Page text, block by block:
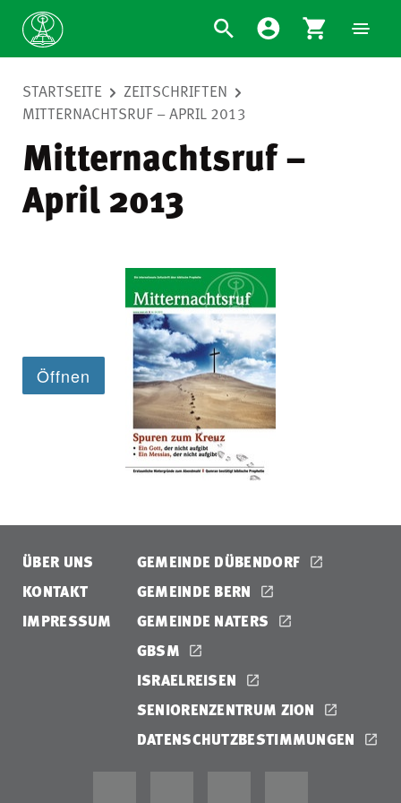
STARTSEITE
ZEITSCHRIFTEN
MITTERNACHTSRUF – APRIL 2013
Mitternachtsruf –
April 2013
ÜBER UNS
KONTAKT
IMPRESSUM
GEMEINDE DÜBENDORF
GEMEINDE BERN
GEMEINDE NATERS
GBSM
ISRAELREISEN
SENIORENZENTRUM ZION
DATENSCHUTZBESTIMMUNGEN